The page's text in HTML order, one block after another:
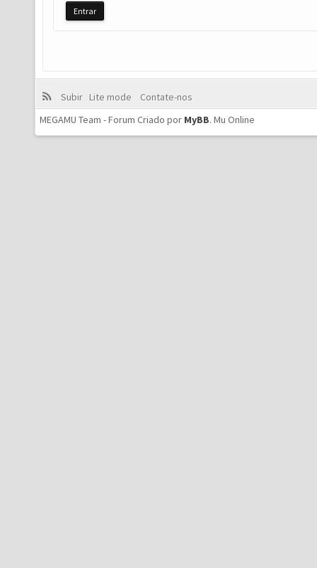
Subir Lite mode
Contate-nos
MEGAMU Team - Forum Criado por MyBB. Mu Online